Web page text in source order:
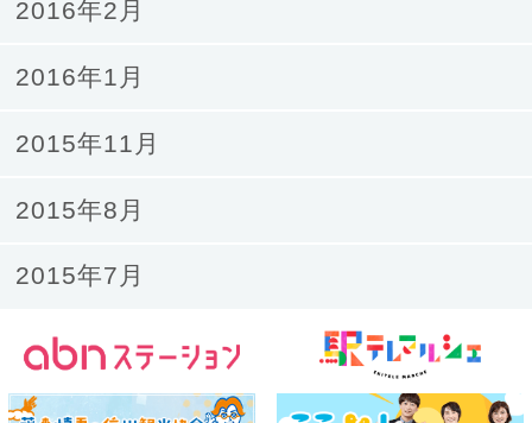
2016年2月
2016年1月
2015年11月
2015年8月
2015年7月